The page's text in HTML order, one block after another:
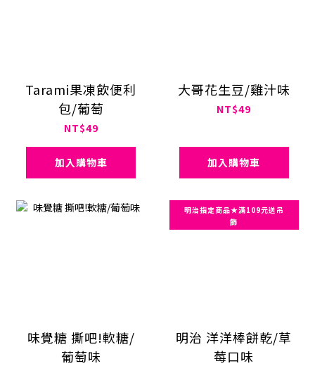
Tarami果凍飲便利
包/葡萄
NT$49
加入購物車
大哥花生豆/雞汁味
NT$49
加入購物車
味覺糖 撕吧!軟糖/
葡萄味
明治指定商品★滿109元送吊
飾
明治 洋洋棒餅乾/草
莓口味